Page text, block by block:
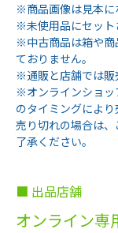
※商品画像は見本に
※未使用品にセット
※中古商品は箱や商
ておりません。
※通販と店舗では販
※オンラインショッ
のタイミングにより
売り切れの場合は
了承ください。
■ 出品店舗
オンライン専